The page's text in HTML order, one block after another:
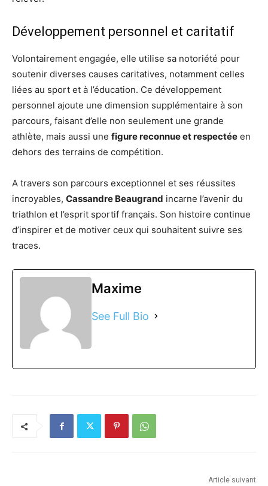
Développement personnel et caritatif
Volontairement engagée, elle utilise sa notoriété pour
soutenir diverses causes caritatives, notamment celles
liées au sport et à l’éducation. Ce développement
personnel ajoute une dimension supplémentaire à son
parcours, faisant d’elle non seulement une grande
athlète, mais aussi une figure reconnue et respectée en
dehors des terrains de compétition.
A travers son parcours exceptionnel et ses réussites
incroyables, Cassandre Beaugrand incarne l’avenir du
triathlon et l’esprit sportif français. Son histoire continue
d’inspirer et de motiver ceux qui souhaitent suivre ses
traces.
Maxime
See Full Bio
Article suivant